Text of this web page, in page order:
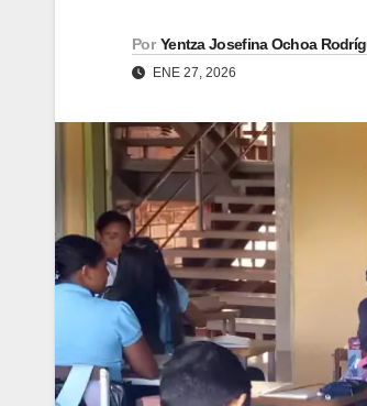
Por Yentza Josefina Ochoa
ENE 27, 2026